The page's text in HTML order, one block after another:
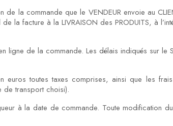
la commande que le VENDEUR envoie au
la facture à la LIVRAISON des PRODUITS, à
de la commande. Les délais indiqués sur le
euros toutes taxes comprises, ainsi que les
de transport choisi).
à la date de commande. Toute modification